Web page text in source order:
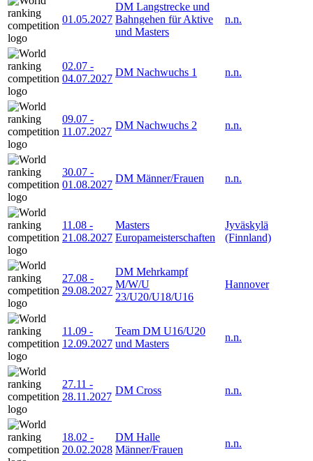
01.05.2027
DM Langstrecke und
Bahngehen für Aktive
und Masters
n.n.
02.07 -
04.07.2027
DM Nachwuchs 1 n.n.
09.07 -
11.07.2027
DM Nachwuchs 2 n.n.
30.07 -
01.08.2027
DM Männer/Frauen n.n.
11.08 -
21.08.2027
Masters
Europameisterschaften
Jyväskylä
(Finnland)
27.08 -
29.08.2027
DM Mehrkampf
M/W/U
23/U20/U18/U16
Hannover
11.09 -
12.09.2027
Team DM U16/U20
und Masters
n.n.
27.11 -
28.11.2027
DM Cross n.n.
18.02 -
20.02.2028
DM Halle
Männer/Frauen
n.n.